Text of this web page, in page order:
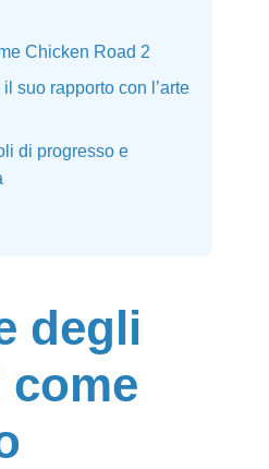
Chicken Road 2
suo rapporto con l’arte
di progresso e
degli
come